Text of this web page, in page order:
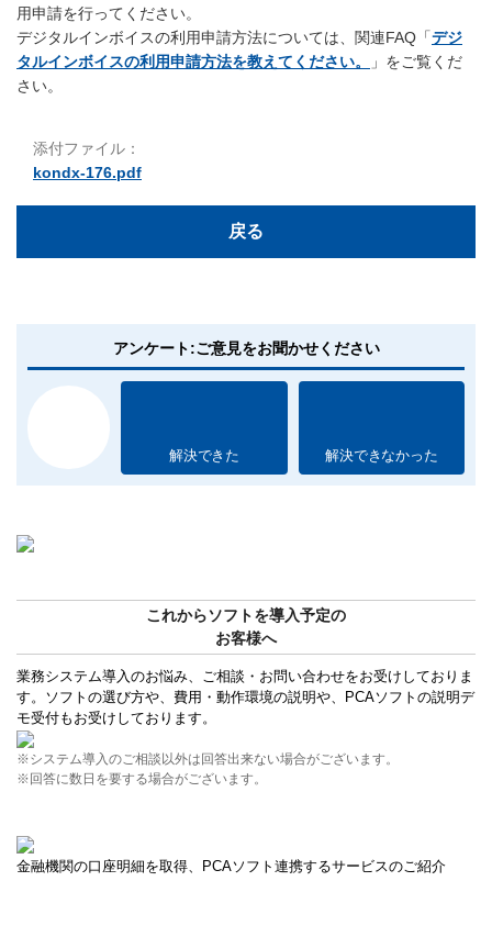
用申請を行ってください。
デジタルインボイスの利用申請方法については、関連FAQ「デジ
タルインボイスの利用申請方法を教えてください。
」をご覧くだ
さい。
添付ファイル：
kondx-176.pdf
戻る
アンケート:ご意見をお聞かせください
解決できた 解決できなかった
これからソフトを導入予定の
お客様へ
業務システム導入のお悩み、ご相談・お問い合わせをお受けしておりま
す。ソフトの選び方や、費用・動作環境の説明や、PCAソフトの説明デ
モ受付もお受けしております。
※システム導入のご相談以外は回答出来ない場合がございます。
※回答に数日を要する場合がございます。
金融機関の口座明細を取得、PCAソフト連携するサービスのご紹介